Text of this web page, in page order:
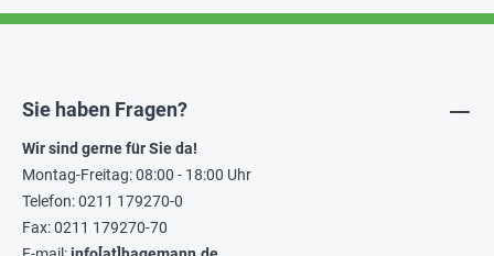
Sie haben Fragen?
Wir sind gerne für Sie da!
Montag-Freitag: 08:00 - 18:00 Uhr
Telefon: 0211 179270-0
Fax: 0211 179270-70